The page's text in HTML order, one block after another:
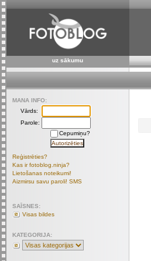
uz sākumu
MANA INFO:
Vārds:
Parole:
Cepumiņu?
Reģistrēties?
Kas ir fotoblog.ninja?
Lietošanas noteikumi!
Aizmirsu savu paroli! SMS
SAĪSNES:
Visas bildes
KATEGORIJA: